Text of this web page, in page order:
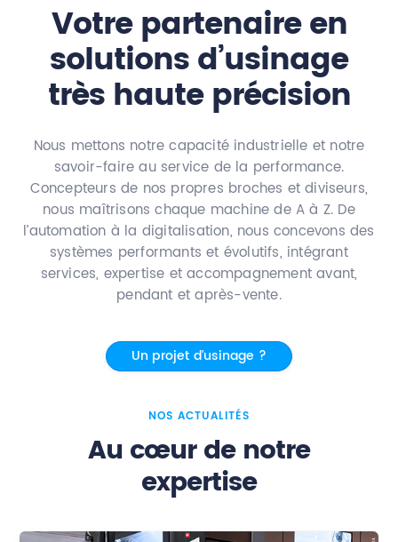
Votre partenaire en
solutions d’usinage
très haute précision
Nous mettons notre capacité industrielle et notre
savoir-faire au service de la performance.
Concepteurs de nos propres broches et diviseurs,
nous maîtrisons chaque machine de A à Z. De
l’automation à la digitalisation, nous concevons des
systèmes performants et évolutifs, intégrant
services, expertise et accompagnement avant,
pendant et après-vente.
Un projet d'usinage ?
NOS ACTUALITÉS
Au cœur de notre
expertise